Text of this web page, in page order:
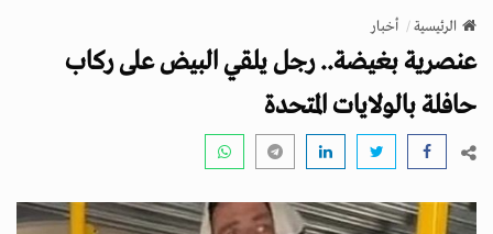
v
g
a
n
الرئيسية أخبار
عنصرية بغيضة.. رجل يلقي البيض على ركاب
حافلة بالولايات المتحدة